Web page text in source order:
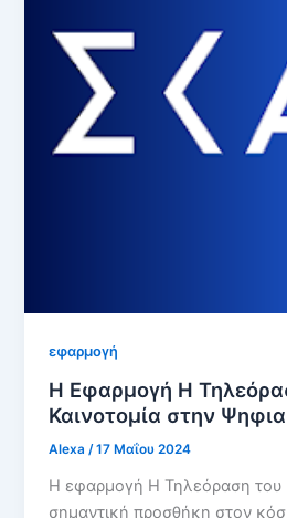
εφαρμογή
Η Εφαρμογή Η
Καινοτομία στην
Alexa/17 Μαΐου 2024
Η εφαρμογή Η Τηλεόραση του
σημαντική προσθήκη στον